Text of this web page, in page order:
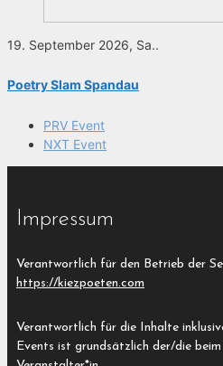
19. September 2026, Sa..
Poetry Slam Spandau
PRV Event
NXT Event
Impressum
Verantwortlich für den Betrieb der
https://kiezpoeten.com
Verantwortlich für die Inhalte
Events ist grundsätzlich der/die